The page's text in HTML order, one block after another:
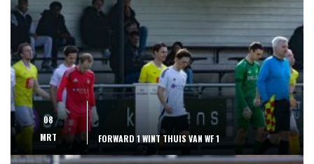
08
MRT
FORWARD 1 WINT THUIS VAN WF 1